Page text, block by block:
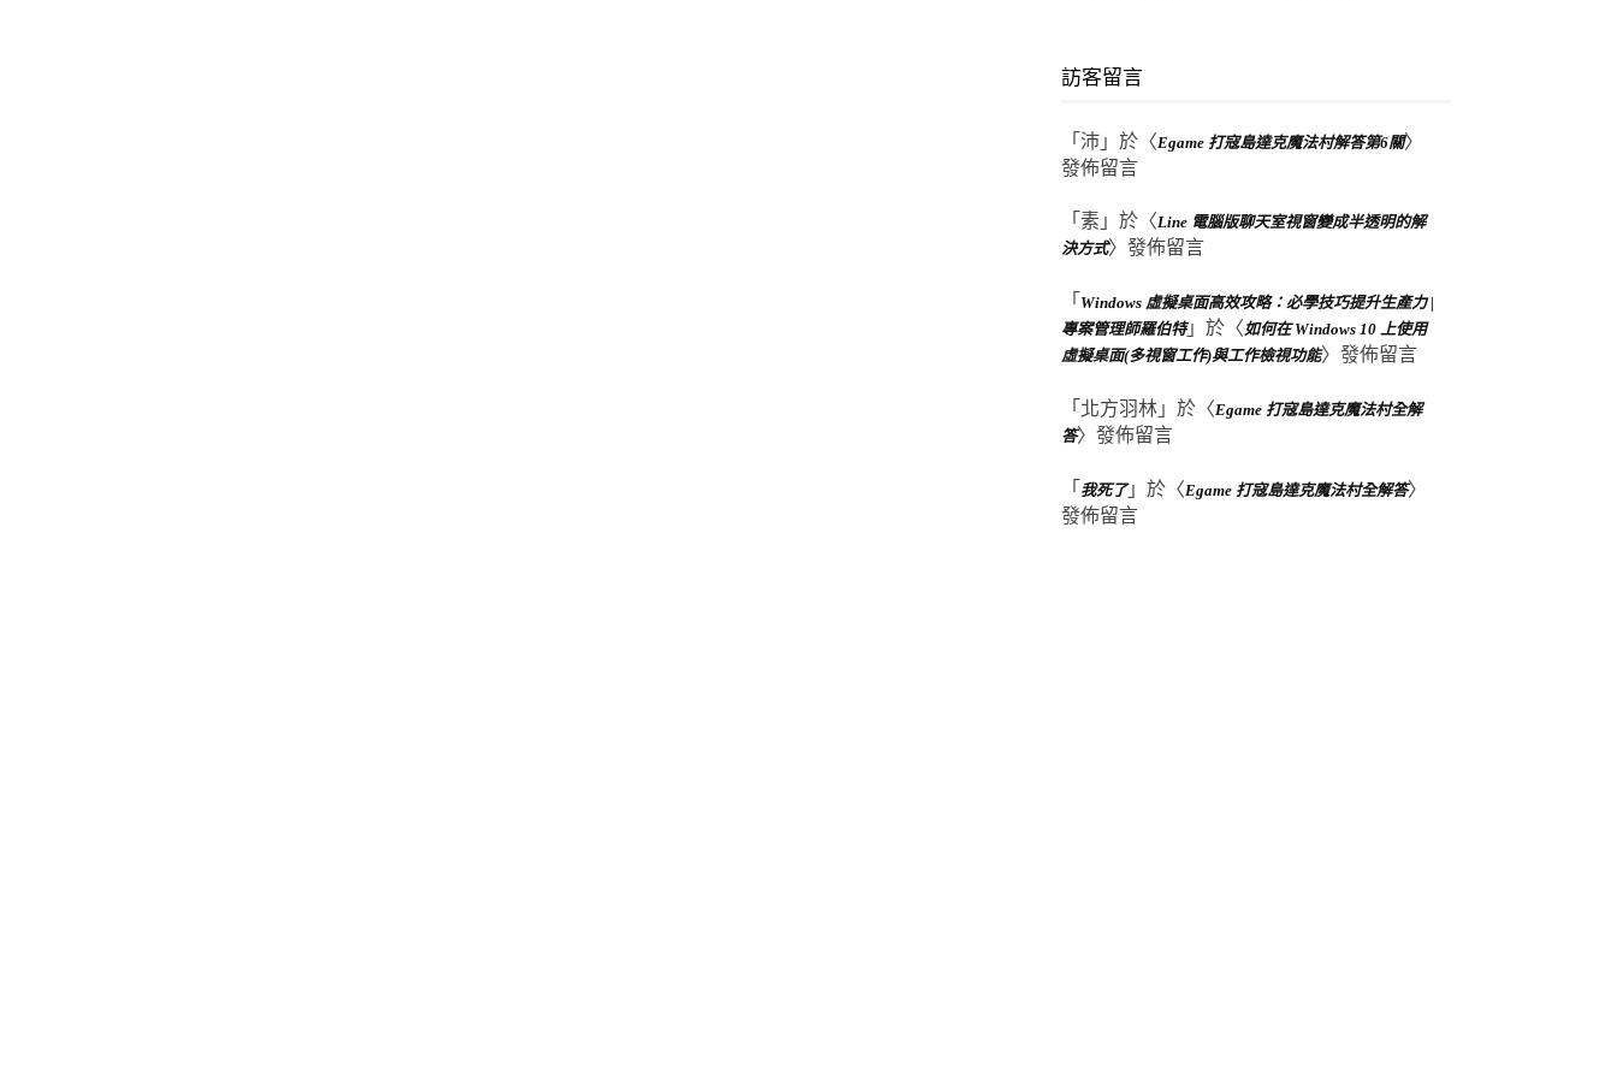
訪客留言
「 沛 」於〈Egame 打寇島達克魔法村解答第6關〉
發佈留言
「 素 」於〈Line 電腦版聊天室視窗變成半透明的解
決方式〉發佈留言
「 Windows 虛擬桌面高效攻略：必學技巧提升生產力 |
專案管理師羅伯特」於〈 如何在 Windows 10 上使用
虛擬桌面(多視窗工作)與工作檢視功能〉發佈留言
「 北方羽林 」於〈Egame 打寇島達克魔法村全解
答〉發佈留言
「 我死了」於〈Egame 打寇島達克魔法村全解答〉
發佈留言